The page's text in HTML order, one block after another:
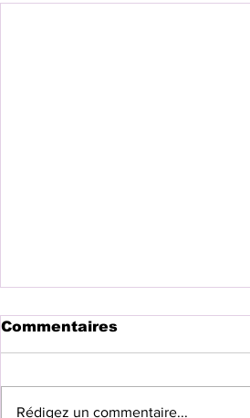
Commentaires
Rédigez un commentaire...